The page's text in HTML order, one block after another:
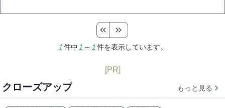
1 件中 1 ～ 1 件を表示しています。
[PR]
クローズアップ もっと見る